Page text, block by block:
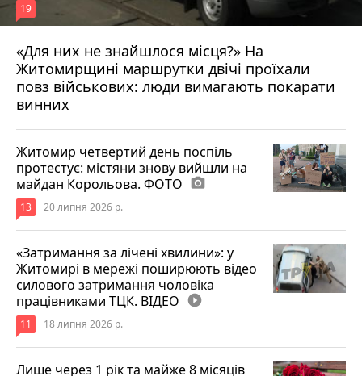
«Для них не знайшлося місця?» На
Житомирщині маршрутки двічі проїхали
повз військових: люди вимагають покарати
винних
19
17 липня 2026 р.
Житомир четвертий день поспіль
протестує: містяни знову вийшли на
майдан Корольова. ФОТО photo_camera
13 20 липня 2026 р.
«Затримання за лічені хвилини»: у
Житомирі в мережі поширюють відео
силового затримання чоловіка
працівниками ТЦК. ВІДЕО play_circle_filled
11 18 липня 2026 р.
Лише через 1 рік та майже 8 місяців